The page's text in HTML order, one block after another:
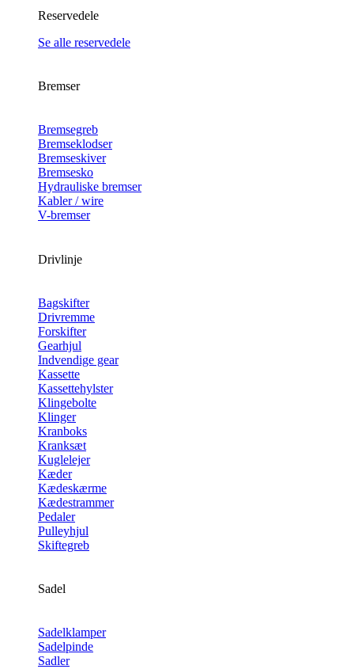
Reservedele
Se alle reservedele
Bremser
Bremsegreb
Bremseklodser
Bremseskiver
Bremsesko
Hydrauliske bremser
Kabler / wire
V-bremser
Drivlinje
Bagskifter
Drivremme
Forskifter
Gearhjul
Indvendige gear
Kassette
Kassettehylster
Klingebolte
Klinger
Kranboks
Kranksæt
Kuglelejer
Kæder
Kædeskærme
Kædestrammer
Pedaler
Pulleyhjul
Skiftegreb
Sadel
Sadelklamper
Sadelpinde
Sadler